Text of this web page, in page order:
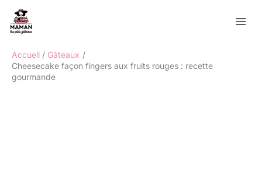
contenu
Accueil
Gâteaux
Cheesecake façon fingers aux fruits rouges : recette
gourmande
Rechercher